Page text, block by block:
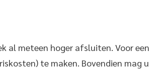
al meteen hoger afsluiten. Voor een
te maken. Bovendien mag u